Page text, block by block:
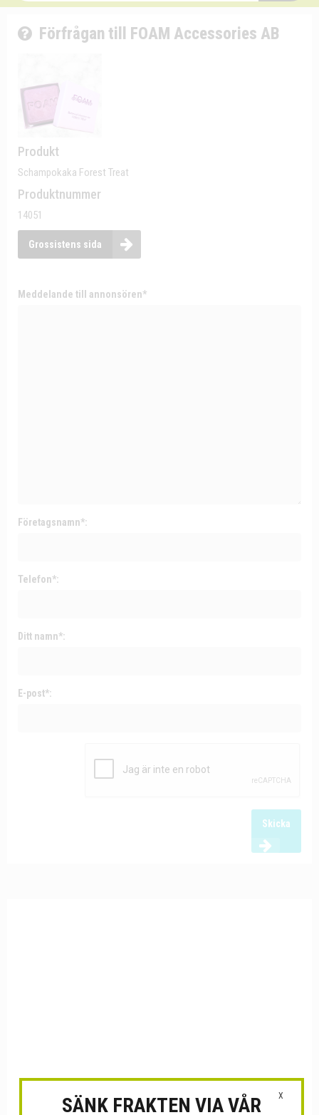
Förfrågan till FOAM Accessories AB
Produkt
Schampokaka Forest Treat
Produktnummer
14051
Grossistens sida
Meddelande till annonsören*
Företagsnamn*:
Telefon*:
Ditt namn*:
E-post*:
Skicka
X
SÄNK FRAKTEN VIA VÅR